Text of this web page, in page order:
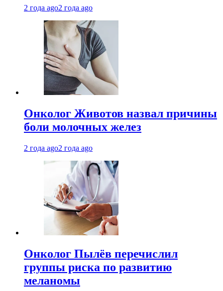
2 года ago2 года ago
Онколог Животов назвал причины
боли молочных желез
2 года ago2 года ago
Онколог Пылёв перечислил
группы риска по развитию
меланомы